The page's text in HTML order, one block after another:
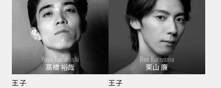
Yuya Takahashi
髙橋 裕哉
王子
Ren Kuriyama
栗山 廉
王子